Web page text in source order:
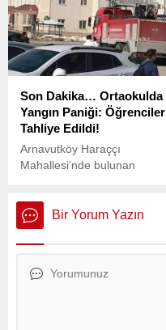
yapılıyor. dedi. Tekin,
liselerde mezuniyet baloları
hakkında da konuştu. Peki,
Mezuniyet baloları
Son Dakika… Ortaokulda
Yangın Paniği: Öğrenciler
Tahliye Edildi!
Arnavutköy Haraççı
Mahallesi’nde bulunan
yaşandı. Okulda çıkan
yangın nedeniyle öğrenciler
hızla tahliye edildi.
Bir Yorum Yazın